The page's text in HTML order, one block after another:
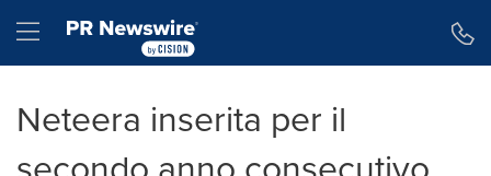
Hamburger menu
Neteera inserita per il